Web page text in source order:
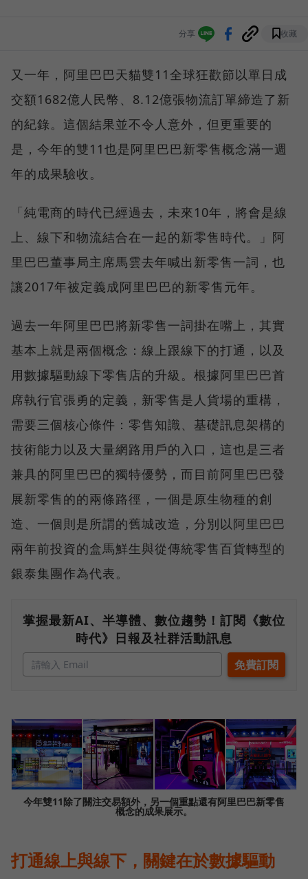
分享 收藏
又一年，阿里巴巴天貓雙11全球狂歡節以單日成
交額1682億人民幣、8.12億張物流訂單締造了新
的紀錄。這個結果並不令人意外，但更重要的
是，今年的雙11也是阿里巴巴新零售概念滿一週
年的成果驗收。
「純電商的時代已經過去，未來10年，將會是線
上、線下和物流結合在一起的新零售時代。」阿
里巴巴董事局主席馬雲去年喊出新零售一詞，也
讓2017年被定義成阿里巴巴的新零售元年。
過去一年阿里巴巴將新零售一詞掛在嘴上，其實
基本上就是兩個概念：線上跟線下的打通，以及
用數據驅動線下零售店的升級。根據阿里巴巴首
席執行官張勇的定義，新零售是人貨場的重構，
需要三個核心條件：零售知識、基礎訊息架構的
技術能力以及大量網路用戶的入口，這也是三者
兼具的阿里巴巴的獨特優勢，而目前阿里巴巴發
展新零售的的兩條路徑，一個是原生物種的創
造、一個則是所謂的舊城改造，分別以阿里巴巴
兩年前投資的盒馬鮮生與從傳統零售百貨轉型的
銀泰集團作為代表。
掌握最新AI、半導體、數位趨勢！訂閱《數位
時代》日報及社群活動訊息
今年雙11除了關注交易額外，另一個重點還有阿里巴巴新零售
概念的成果展示。
打通線上與線下，關鍵在於數據驅動